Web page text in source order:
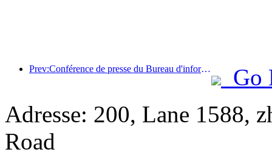
Prev:Conférence de presse du Bureau d'information du Conseil d'État : les recettes des voyages transfrontaliers de mon pays ont augmenté de 42 % au premier semestre de cette année
Go
Adresse: 200, Lane 1588,
Road